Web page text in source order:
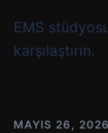
EMS
karşılaştırın.
MAYIS 26, 2026